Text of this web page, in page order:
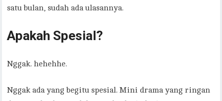
satu bulan, sudah ada ulasannya.
Apakah Spesial?
Nggak. hehehhe.
Nggak ada yang begitu spesial. Mini drama yang ringan